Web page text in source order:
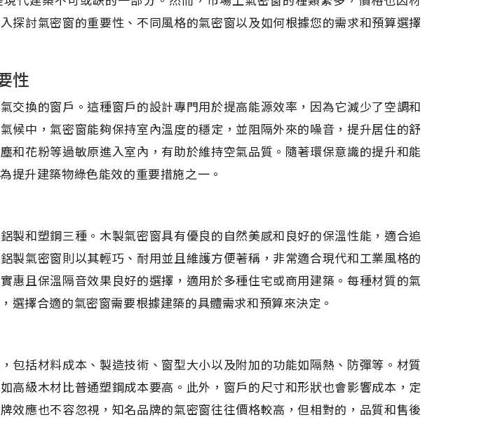
探討氣密窗的重要性、不同風格的氣密窗以及如何根據您的需求和預算選擇
性
交換的窗戶。這種窗戶的設計專門用於提高能源效率，因為它減少了空調和
候中，氣密窗能夠保持室內溫度的穩定，並阻隔外來的噪音，提升居住的舒
和花粉等過敏原進入室內，有助於維持空氣品質。隨著環保意識的提升和能
提升建築物綠色能效的重要措施之一。
製和塑鋼三種。木製氣密窗具有優良的自然美感和良好的保溫性能，適合追
製氣密窗則以其輕巧、耐用並且維護方便著稱，非常適合現代和工業風格的
惠且保溫隔音效果良好的選擇，適用於多種住宅或商用建築。每種材質的氣
選擇合適的氣密窗需要根據建築的具體需求和預算來決定。
包括材料成本、製造技術、窗型大小以及附加的功能如隔熱、防彈等。材質
高級木材比普通塑鋼成本要高。此外，窗戶的尺寸和形狀也會影響成本，定
效應也不容忽視，知名品牌的氣密窗往往價格較高，但相對的，品質和售後